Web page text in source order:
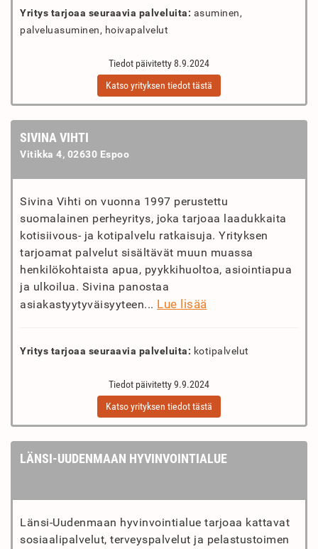
Yritys tarjoaa seuraavia palveluita: asuminen,
palveluasuminen, hoivapalvelut
Tiedot päivitetty 8.9.2024
Katso yrityksen tiedot tästä
SIVINA VIHTI
Vitikka 4, 02630 Espoo
Sivina Vihti on vuonna 1997 perustettu
suomalainen perheyritys, joka tarjoaa laadukkaita
kotisiivous- ja kotipalvelu ratkaisuja. Yrityksen
tarjoamat palvelut sisältävät muun muassa
henkilökohtaista apua, pyykkihuoltoa, asiointiapua
ja ulkoilua. Sivina panostaa
asiakastyytyväisyyteen... Lue lisää
Yritys tarjoaa seuraavia palveluita: kotipalvelut
Tiedot päivitetty 9.9.2024
Katso yrityksen tiedot tästä
LÄNSI-UUDENMAAN HYVINVOINTIALUE
Länsi-Uudenmaan hyvinvointialue tarjoaa kattavat
sosiaalipalvelut, terveyspalvelut ja pelastustoimen